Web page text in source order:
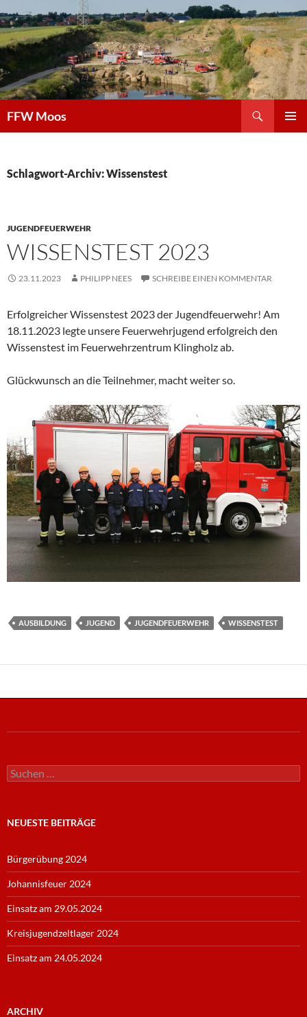
Inhalt
springen
FFW Moos
Schlagwort-Archiv: Wissenstest
JUGENDFEUERWEHR
WISSENSTEST 2023
23.11.2023 PHILIPP NEES SCHREIBE EINEN KOMMENTAR
Erfolgreicher Wissenstest 2023 der Jugendfeuerwehr! Am
18.11.2023 legte unsere Feuerwehrjugend erfolgreich den
Wissenstest im Feuerwehrzentrum Klingholz ab.
Glückwunsch an die Teilnehmer, macht weiter so.
AUSBILDUNG JUGEND JUGENDFEUERWEHR WISSENSTEST
Suche
nach:
NEUESTE BEITRÄGE
Bürgerübung 2024
Johannisfeuer 2024
Einsatz am 29.05.2024
Kreisjugendzeltlager 2024
Einsatz am 24.05.2024
ARCHIV